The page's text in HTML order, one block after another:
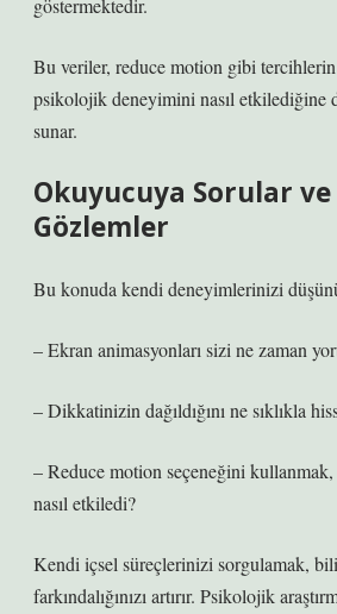
göstermektedir.
Bu veriler, reduce motion gibi
psikolojik deneyimini nasıl etkilediğine
sunar.
Okuyucuya Sorular ve
Gözlemler
Bu konuda kendi deneyimlerinizi
– Ekran animasyonları sizi ne zaman
– Dikkatinizin dağıldığını ne sıklıkla
– Reduce motion seçeneğini
nasıl etkiledi?
Kendi içsel süreçlerinizi sorgulamak,
farkındalığınızı artırır. Psikolojik